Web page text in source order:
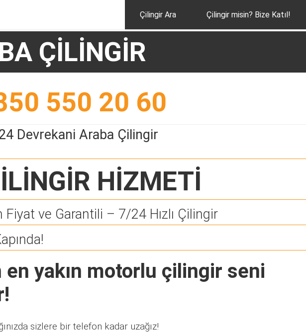
Çilingir Ara Çilingir misin? Bize Katıl!
ÇİLİNGİR
550 20 60
Devrekani Araba Çilingir
HİZMETİ
ve Garantili – 7/24 Hızlı Çilingir
yakın motorlu çilingir seni
sizlere bir telefon kadar uzağız!